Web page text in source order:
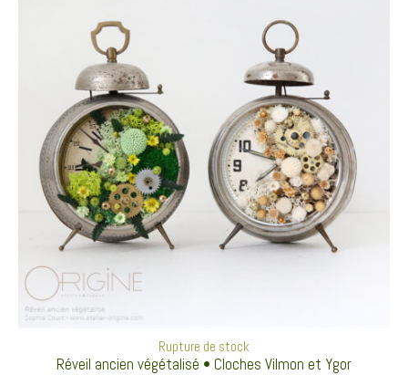
Rupture de stock
Réveil ancien végétalisé • Cloches Vilmon et Ygor